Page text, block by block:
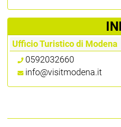
Ufficio Turistico di Modena
0592032660
info@visitmodena.it